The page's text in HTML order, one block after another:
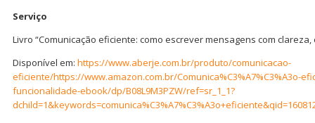
Serviço
Livro “Comunicação eficiente: como escrever mensagens com
Disponível em: https://www.aberje.com.br/produto/comunicacao-
eficiente/https://www.amazon.com.br/Comunica%C3%A7%C3%A3o-
funcionalidade-ebook/dp/B08L9M3PZW/ref=sr_1_1?